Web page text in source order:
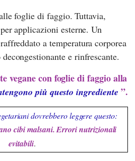
foglie di faggio. Tuttavia,
applicazioni esterne. Un
a temperatura corporea
e rinfrescante.
vegane con foglie di faggio alla
più questo ingrediente ”.
dovrebbero leggere questo:
cibi malsani. Errori nutrizionali
evitabili.